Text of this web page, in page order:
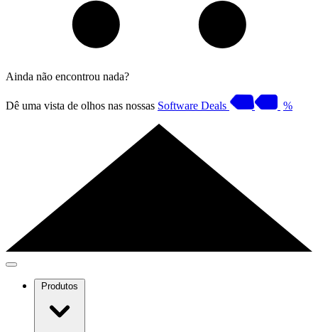
Ainda não encontrou nada?
Dê uma vista de olhos nas nossas Software Deals %
Produtos